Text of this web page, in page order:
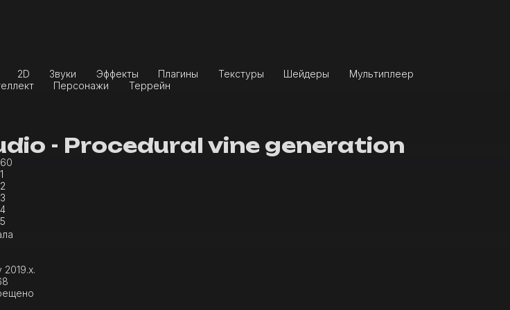
2D Звуки Эффекты Плагины Текстуры Шейдеры
Мультиплеер
Персонажи Террейн
- Procedural vine generation
60
1
2
3
4
5
2019.x.